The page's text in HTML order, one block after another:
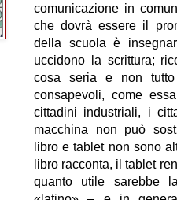
comunicazione in
che dovrà essere il
della scuola è
uccidono la scrittura;
cosa seria e non
consapevoli, come
cittadini industriali, i
macchina non può
libro e tablet non sono
libro racconta, il tablet
quanto utile sarebbe